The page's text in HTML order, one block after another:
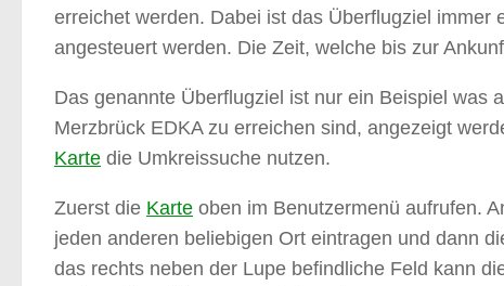
erreichet werden. Dabei ist das Überflugziel
angesteuert werden. Die Zeit, welche bis zur
Das genannte Überflugziel ist nur ein Beispiel was
Merzbrück EDKA zu erreichen sind, angezeigt
Karte die Umkreissuche nutzen.
Zuerst die Karte oben im Benutzermenü aufrufen.
jeden anderen beliebigen Ort eintragen und dann
das rechts neben der Lupe befindliche Feld kann